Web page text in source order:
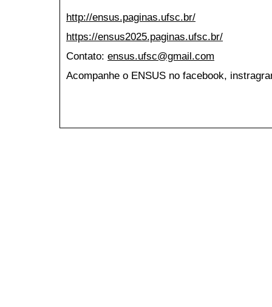
http://ensus.paginas.ufsc.br/
https://ensus2025.paginas.ufsc.br/
Contato: ensus.ufsc@gmail.com
Acompanhe o ENSUS no facebook,